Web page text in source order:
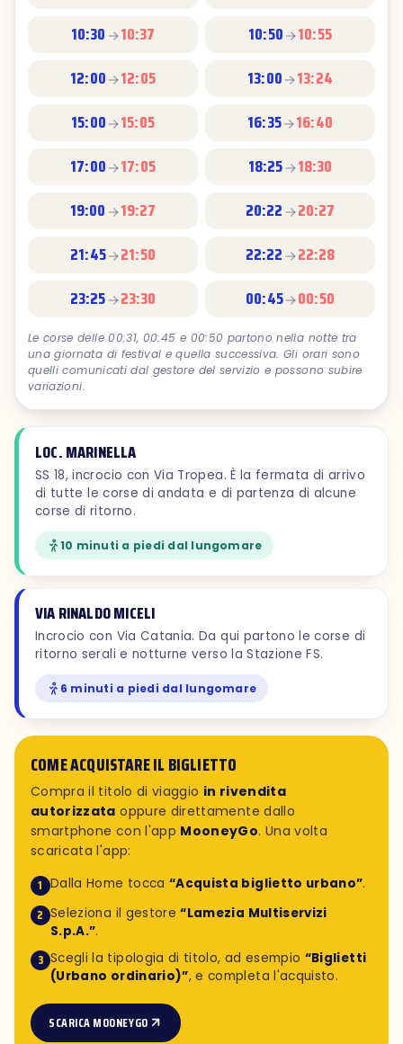
10:30
10:37 10:50
10:55
12:00
12:05 13:00
13:24
15:00
15:05 16:35
16:40
17:00
17:05 18:25
18:30
19:00
19:27 20:22
20:27
21:45
21:50 22:22
22:28
23:25
23:30 00:45 00:50
Le corse delle 00:31, 00:45 e 00:50 partono nella notte tra
una giornata di festival e quella successiva. Gli orari sono
quelli comunicati dal gestore del servizio e possono subire
variazioni.
LOC. MARINELLA
SS 18, incrocio con Via Tropea. È la fermata di arrivo
di tutte le corse di andata e di partenza di alcune
corse di ritorno.
10 minuti a piedi dal lungomare
VIA RINALDO MICELI
Incrocio con Via Catania. Da qui partono le corse di
ritorno serali e notturne verso la Stazione FS.
6 minuti a piedi dal lungomare
COME ACQUISTARE IL BIGLIETTO
Compra il titolo di viaggio in rivendita
autorizzata oppure direttamente dallo
smartphone con l'app MooneyGo. Una volta
scaricata l'app:
1 Dalla Home tocca “Acquista biglietto urbano”.
2 Seleziona il gestore“Lamezia Multiservizi
S.p.A.”.
3 Scegli la tipologia di titolo, ad esempio “Biglietti
(Urbano ordinario)”, e completa l'acquisto.
SCARICA MOONEYGO